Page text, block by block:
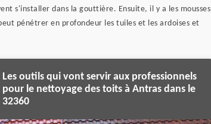
s'installer dans la gouttière. Ensuite, il y a les mousses
pénétrer en profondeur les tuiles et les ardoises et
Les outils qui vont servir aux professionnels
pour le nettoyage des toits à Antras dans le
32360